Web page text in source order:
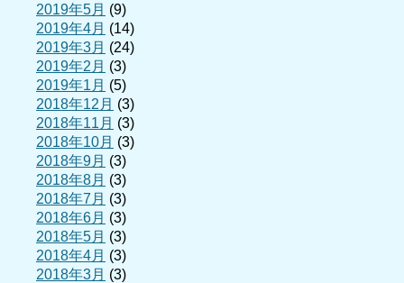
2019年5月 (9)
2019年4月 (14)
2019年3月 (24)
2019年2月 (3)
2019年1月 (5)
2018年12月 (3)
2018年11月 (3)
2018年10月 (3)
2018年9月 (3)
2018年8月 (3)
2018年7月 (3)
2018年6月 (3)
2018年5月 (3)
2018年4月 (3)
2018年3月 (3)